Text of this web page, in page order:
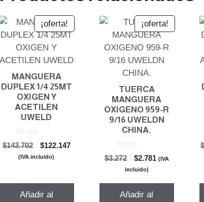
¡oferta!
MANGUERA
DUPLEX 1/4 25MT
OXIGEN Y
ACETILEN
UWELD
0
d
e
$143.702
El
precio
$122.147El
(IVA incluido)
Añadir al
¡oferta!
TUERCA
MANGUERA
OXIGENO 959-R
9/16 UWELDN
CHINA.
0
d
$3.272
El
precio
era:
$2.781 El
(IVA
incluido)
Añadir al